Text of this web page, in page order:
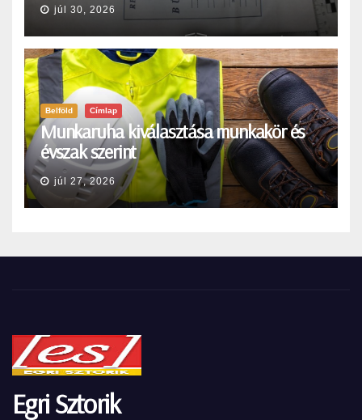
júl 30, 2026
Belföld Címlap
Munkaruha kiválasztása munkakör és
évszak szerint
júl 27, 2026
Egri Sztorik